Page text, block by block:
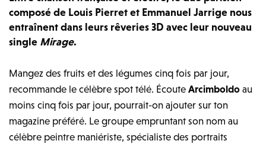
composé de Louis Pierret et Emmanuel Jarrige nous
entraînent dans leurs rêveries 3D avec leur nouveau
single Mirage.
Mangez des fruits et des légumes cinq fois par jour,
recommande le célèbre spot télé. ÉcouteArcimboldoau
moins cinq fois par jour, pourrait-on ajouter sur ton
magazine préféré. Le groupe empruntant son nom au
célèbre peintre maniériste, spécialiste des portraits